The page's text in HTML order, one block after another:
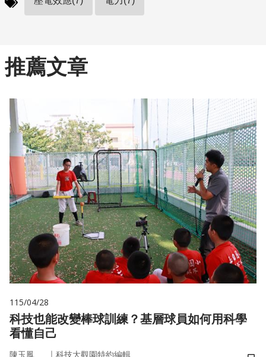
推薦文章
115/04/28
科技也能改變棒球訓練？基層球員如何用科學
看懂自己
陳玉鳳 ｜ 科技大觀園特約編輯